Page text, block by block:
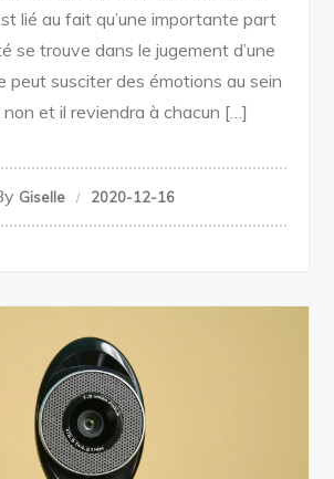
lié au fait qu’une importante part
se trouve dans le jugement d’une
peut susciter des émotions au sein
non et il reviendra à chacun […]
Giselle 2020-12-16